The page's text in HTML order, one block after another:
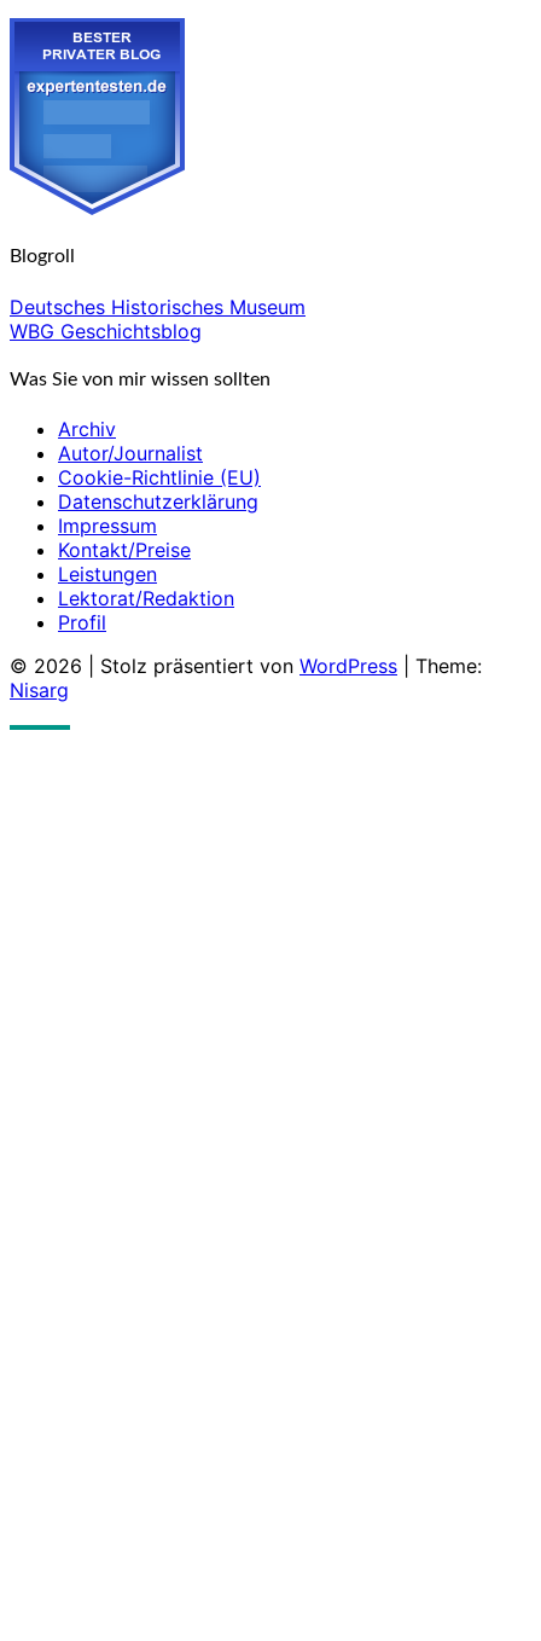
Blogroll
Deutsches Historisches Museum
WBG Geschichtsblog
Was Sie von mir wissen sollten
Archiv
Autor/Journalist
Cookie-Richtlinie (EU)
Datenschutzerklärung
Impressum
Kontakt/Preise
Leistungen
Lektorat/Redaktion
Profil
© 2026
Stolz präsentiert von WordPress
Theme:
Nisarg